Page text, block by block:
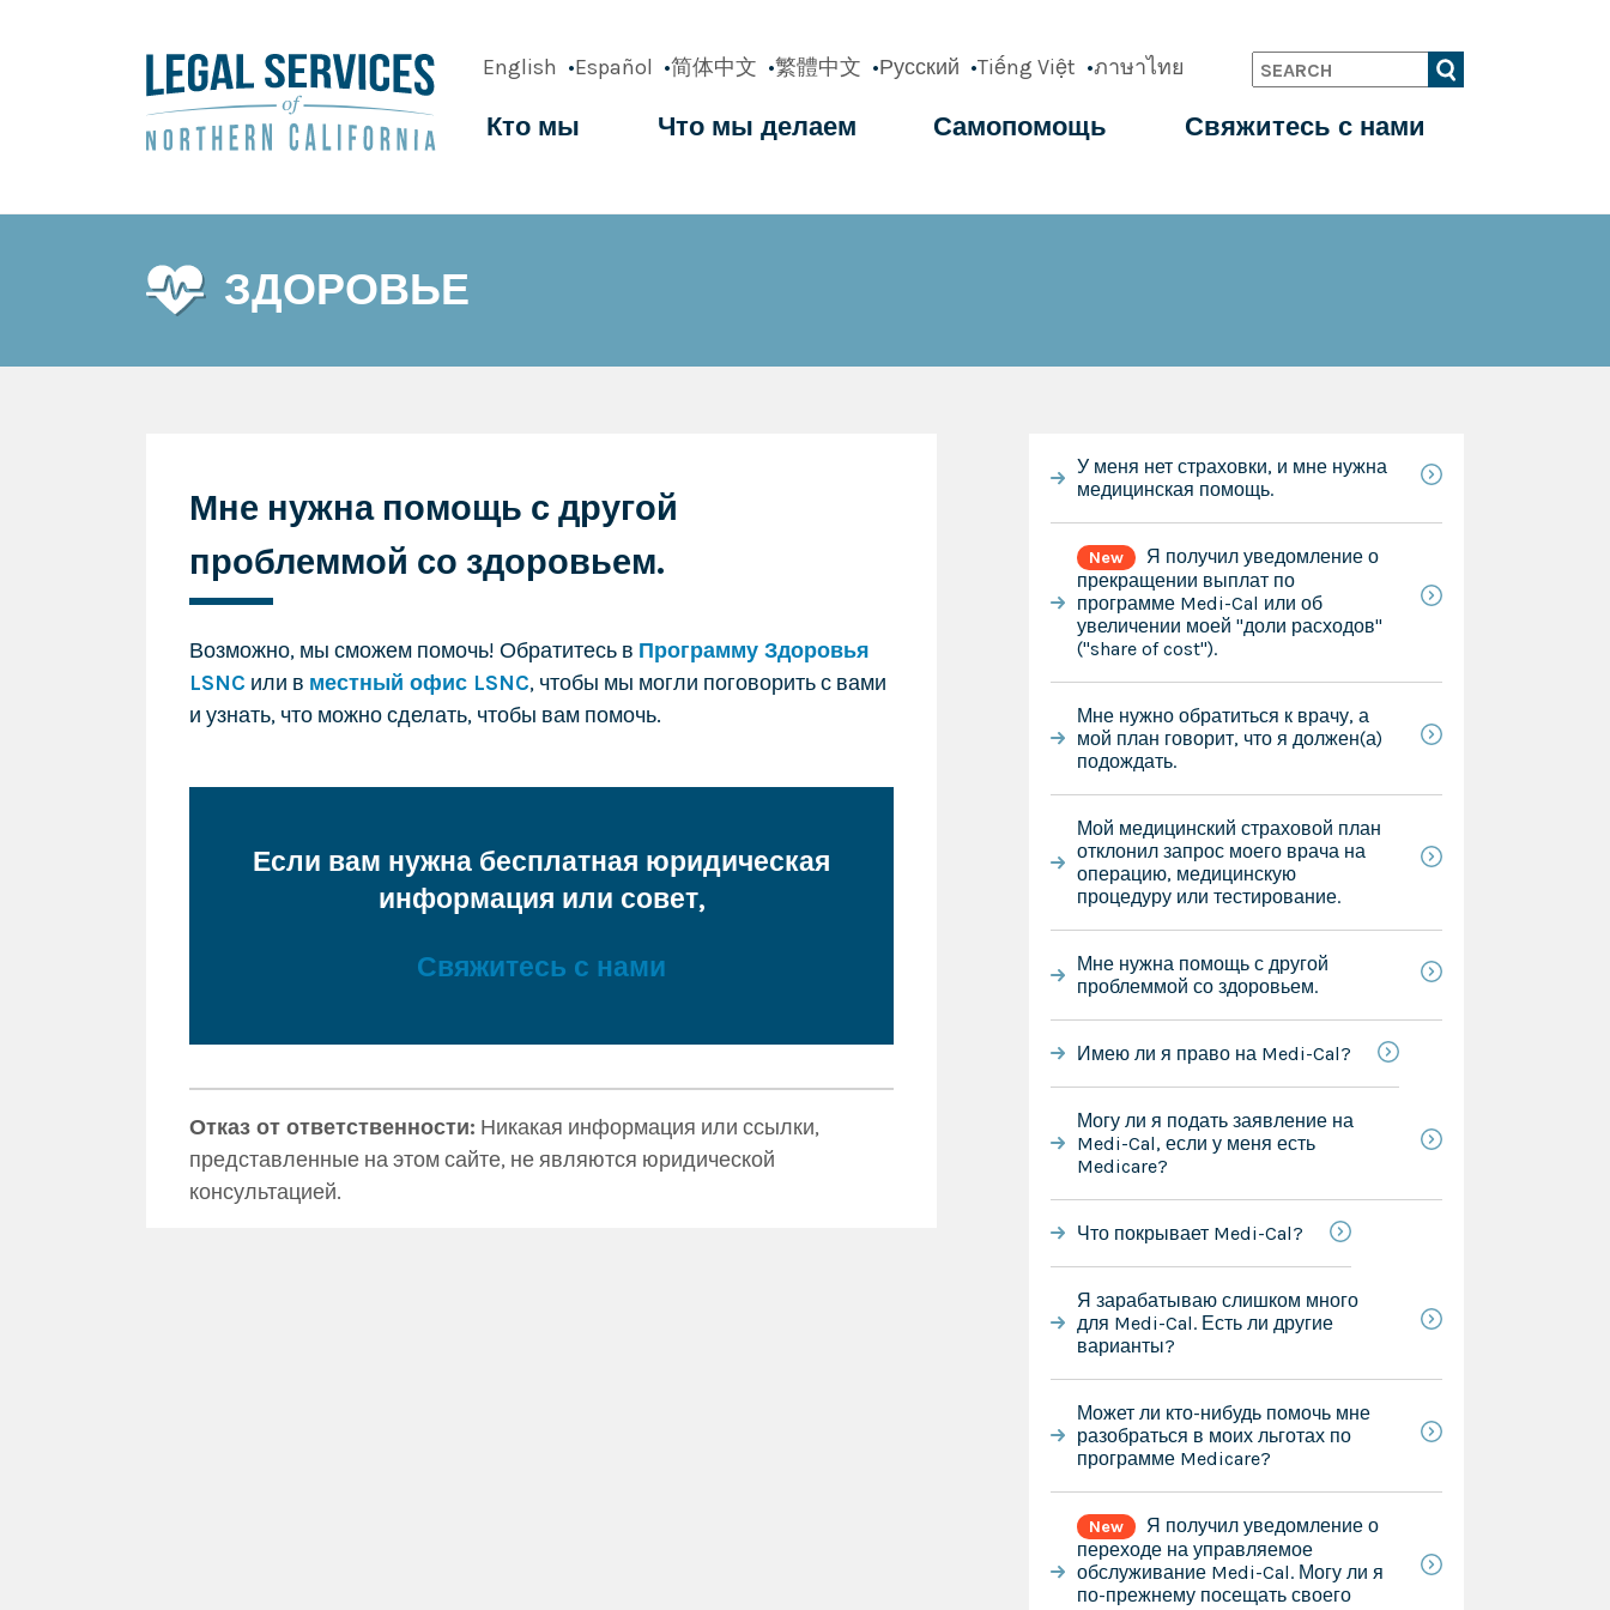
English Español 简体中文 繁體中文 Русский Tiếng Việt ภาษาไทย Search
navigation
Кто мы Что мы делаем Самопомощь Свяжитесь с нами
ЗДОРОВЬЕ
Мне нужна помощь с другой
проблеммой со здоровьем.
Возможно, мы сможем помочь! Обратитесь в Программу Здоровья
LSNC или в местный офис LSNC, чтобы мы могли поговорить с вами
и узнать, что можно сделать, чтобы вам помочь.
Если вам нужна бесплатная юридическая
информация или совет,
Свяжитесь с нами
Отказ от ответственности: Никакая информация или ссылки,
представленные на этом сайте, не являются юридической
консультацией.
У меня нет страховки, и мне нужна
медицинская помощь.
New
Я получил уведомление о
прекращении выплат по
программе Medi-Cal или об
увеличении моей "доли расходов"
("share of cost").
Мне нужно обратиться к врачу, а
мой план говорит, что я должен(а)
подождать.
Мой медицинский страховой план
отклонил запрос моего врача на
операцию, медицинскую
процедуру или тестирование.
Мне нужна помощь с другой
проблеммой со здоровьем.
Имею ли я право на Medi-Cal?
Могу ли я подать заявление на
Medi-Cal, если у меня есть
Medicare?
Что покрывает Medi-Cal?
Я зарабатываю слишком много
для Medi-Cal. Есть ли другие
варианты?
Может ли кто-нибудь помочь мне
разобраться в моих льготах по
программе Medicare?
New
Я получил уведомление о
переходе на управляемое
обслуживание Medi-Cal. Могу ли я
по-прежнему посещать своего